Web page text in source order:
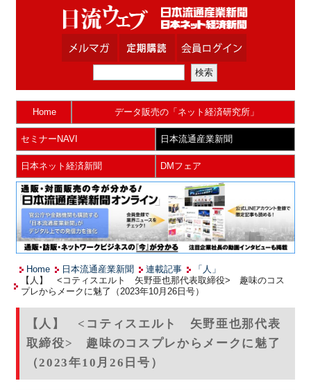
Home データ販売の「ネット経済研究所」
セミナーNAVI 日本流通産業新聞
日本ネット経済新聞 DMフェア
Home 日本流通産業新聞 連載記事
「人」
【人】 <コティスエルト 矢野亜也那代表取締役> 趣味のコス
プレからメークに魅了（2023年10月26日号）
【人】 <コティスエルト 矢野亜也那代表
取締役> 趣味のコスプレからメークに魅了
（2023年10月26日号）